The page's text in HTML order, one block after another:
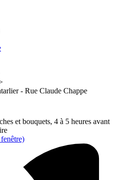
- Rue Claude Chappe
et bouquets, 4 à 5 heures avant